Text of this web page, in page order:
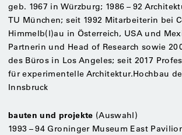
geb. 1967 in Würzburg; 1986 – 92
TU München; seit 1992 Mitarbeiterin bei
Himmelb(l)au in Österreich, USA und
Partnerin und Head of Research sowie
des Büros in Los Angeles; seit 2017
für experimentelle Architektur.Hochbau
Innsbruck
bauten und projekte (Auswahl)
1993 – 94 Groninger Museum East